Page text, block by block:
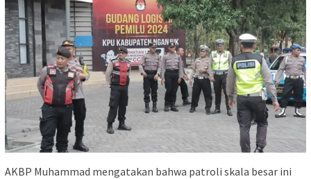
AKBP Muhammad mengatakan bahwa patroli skala besar ini